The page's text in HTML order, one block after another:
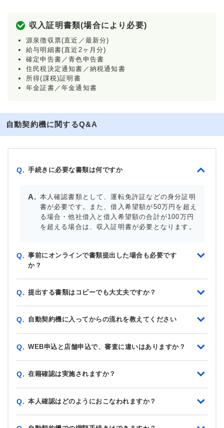
収入証明書類(場合により必要)
源泉徴収票(直近／最新分)
給与明細書(直近2ヶ月分)
確定申告書／青色申告書
住民税決定通知書／納税通知書
所得(課税)証明書
年金証書／年金通知書
自動契約機に関するQ&A
Q. 手続きに必要な書類は何ですか
本人確認書類として、運転免許証などの身分証明
書が必要です。また、借入希望額が50万円を超え
る場合・他社借入と借入希望額の合計が100万円
を超える場合は、収入証明書が必要となります。
Q. 事前にオンラインで書類提出した場合も必要です
か？
Q. 提出する書類はコピーでも大丈夫ですか？
Q. 自動契約機に入ってからの流れを教えてください
Q. WEB申込と店舗申込で、審査に違いはありますか？
Q. 在籍確認は実施されますか？
Q. 本人確認はどのようにおこなわれますか？